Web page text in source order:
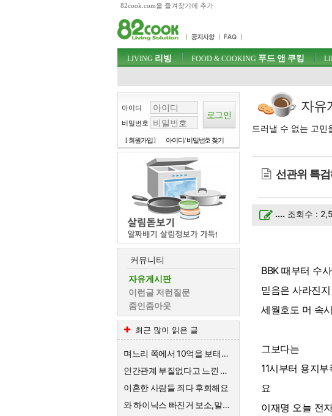
82cook.com을 즐겨찾기에 추가
주메뉴 바로가기
컨텐츠 바로가기
검색 바로가기
로그인 바로가기
주메뉴
LIVING 리빙 FOOD & COOKING 푸드 앤 쿠킹
아이디
비밀번호
[ 회원가입 ] 아이디/ 비밀번호 찾기
커뮤니티
자유게시판
이런글 저런질문
줌인줌아웃
최근 많이 읽은 글
며느리 쪽에서 10억을 보태준대요.
인간관계 부질없다고 느낀 순간
이혼한 사람들 죄다 후회해요
와 하이닉스 빠진거 보소,말이 안나옴
자유
드러낼 수 없는 고민
선관위 특
.... 조회수 :
BBK 때부터 수
믿음은 사라진
세월호도 머 속
그보다는
11시부터 용지
요
이재명 오늘 전